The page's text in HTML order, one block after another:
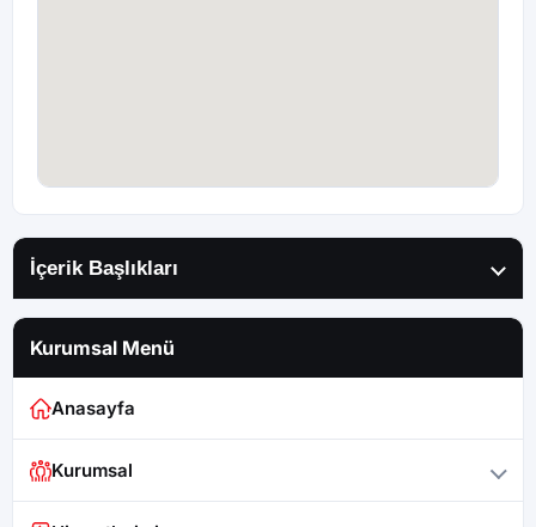
İçerik Başlıkları
Kurumsal Menü
Anasayfa
Kurumsal